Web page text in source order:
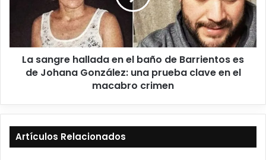
La sangre hallada en el baño de Barrientos es
de Johana González: una prueba clave en el
macabro crimen
Artículos Relacionados